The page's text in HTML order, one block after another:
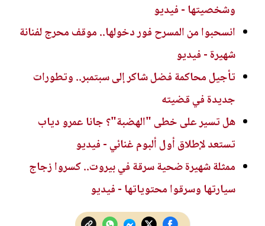
وشخصيتها - فيديو
انسحبوا من المسرح فور دخولها.. موقف محرج لفنانة
شهيرة - فيديو
تأجيل محاكمة فضل شاكر إلى سبتمبر.. وتطورات
جديدة في قضيته
هل تسير على خطى "الهضبة"؟ جانا عمرو دياب
تستعد لإطلاق أول ألبوم غنائي - فيديو
ممثلة شهيرة ضحية سرقة في بيروت.. كسروا زجاج
سيارتها وسرقوا محتوياتها - فيديو